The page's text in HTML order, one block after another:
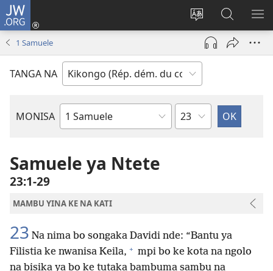
JW.ORG
Soba
ndinga
ya
site
yai
Kukota
(ke
kangula
ya
mpa)
Kusosa
na
JW.ORG
1 Samuele
TANGA NA
MONISA
Mikanda
Biblia
Kapu
Samuele ya Ntete
23:1-29
MAMBU YINA KE NA KATI
23 Na nima bo songaka Davidi nde: “Bantu ya
Filistia ke nwanisa Keila, + mpi bo ke kota na ngolo
na bisika ya bo ke tutaka bambuma sambu na